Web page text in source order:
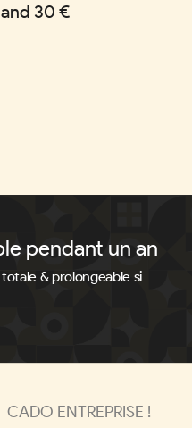
30 €
pendant un an
& prolongeable si
CADO ENTREPRISE !